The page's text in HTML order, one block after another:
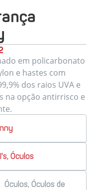
em policarbonato
e hastes com
dos raios UVA e
na opção antirrisco e
, Óculos
Óculos, Óculos de